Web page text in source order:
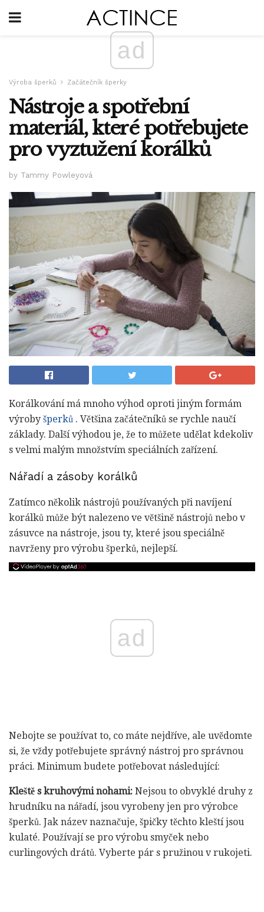
ad
Výroba šperků Začátečník šperky
Nástroje a spotřební
materiál, které potřebujete
pro vyztužení korálků
by Tammy Powleyová
Korálkování má mnoho výhod oproti jiným formám
výroby šperků . Většina začátečníků se rychle naučí
základy. Další výhodou je, že to můžete udělat kdekoliv
s velmi malým množstvím speciálních zařízení.
Nářadí a zásoby korálků
Zatímco několik nástrojů používaných při navíjení
korálků může být nalezeno ve většině nástrojů nebo v
zásuvce na nástroje, jsou ty, které jsou speciálně
navrženy pro výrobu šperků, nejlepší.
ad
Nebojte se používat to, co máte nejdříve, ale uvědomte
si, že vždy potřebujete správný nástroj pro správnou
práci. Minimum budete potřebovat následující:
Kleště s kruhovými nohami: Nejsou to obvyklé druhy z
hrudníku na nářadí, jsou vyrobeny jen pro výrobce
šperků. Jak název naznačuje, špičky těchto kleští jsou
kulaté. Používají se pro výrobu smyček nebo
curlingových drátů. Vyberte pár s pružinou v rukojeti.